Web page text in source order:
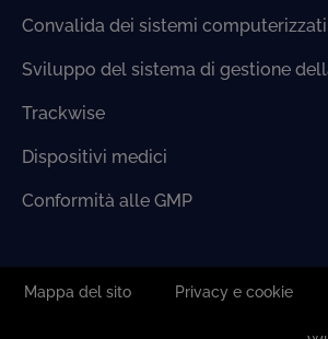
Convalida dei sistemi computerizzati
Sviluppo del sistema di gestione
Trackwise
Dispositivi medici
Conformità alle GMP
Mappa del sito Privacy e cookie